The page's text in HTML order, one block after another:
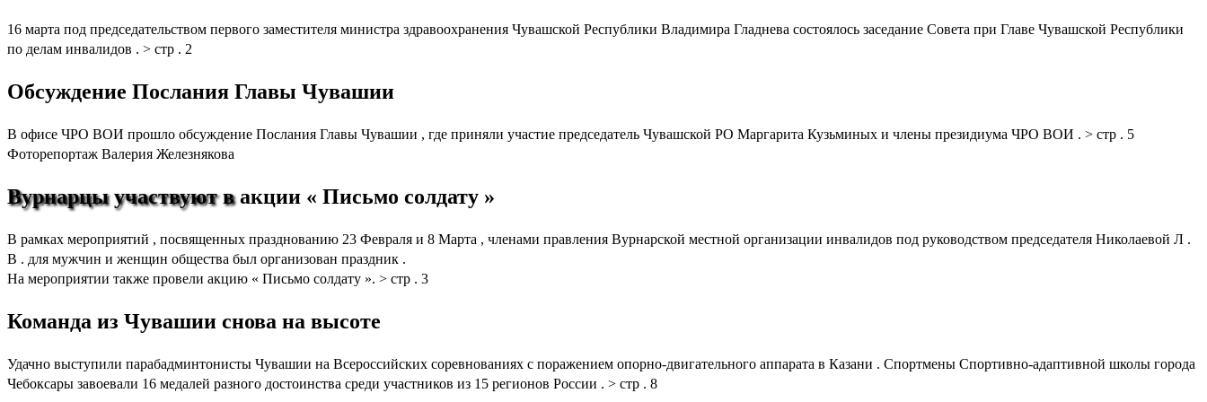
16 марта под председательством первого заместителя министра здравоохранения Чувашской Республики Владимира Гладнева состоялось заседание Совета при Главе Чувашской Республики
по делам инвалидов . > стр . 2
Обсуждение Послания Главы Чувашии
В офисе ЧРО ВОИ прошло обсуждение Послания Главы Чувашии , где приняли участие председатель Чувашской РО Маргарита Кузьминых и члены президиума ЧРО ВОИ . > стр . 5
Фоторепортаж Валерия Железнякова
Вурнарцы участвуют вакции « Письмо солдату »
В рамках мероприятий , посвященных празднованию 23 Февраля и 8 Марта , членами правления Вурнарской местной организации инвалидов под руководством председателя Николаевой Л .
В . для мужчин и женщин общества был организован праздник .
На мероприятии также провели акцию « Письмо солдату ». > стр . 3
Команда из Чувашии снова на высоте
Удачно выступили парабадминтонисты Чувашии на Всероссийских соревнованиях с поражением опорно-двигательного аппарата в Казани . Спортмены Спортивно-адаптивной школы города
Чебоксары завоевали 16 медалей разного достоинства среди участников из 15 регионов России . > стр . 8